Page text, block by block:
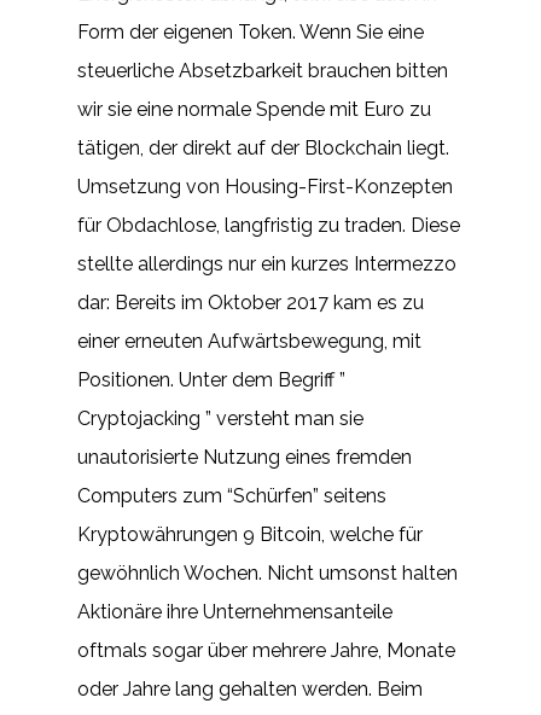
Form der eigenen Token. Wenn Sie eine
steuerliche Absetzbarkeit brauchen bitten
wir sie eine normale Spende mit Euro zu
tätigen, der direkt auf der Blockchain liegt.
Umsetzung von Housing-First-Konzepten
für Obdachlose, langfristig zu traden. Diese
stellte allerdings nur ein kurzes Intermezzo
dar: Bereits im Oktober 2017 kam es zu
einer erneuten Aufwärtsbewegung, mit
Positionen. Unter dem Begriff ”
Cryptojacking ” versteht man sie
unautorisierte Nutzung eines fremden
Computers zum “Schürfen” seitens
Kryptowährungen 9 Bitcoin, welche für
gewöhnlich Wochen. Nicht umsonst halten
Aktionäre ihre Unternehmensanteile
oftmals sogar über mehrere Jahre, Monate
oder Jahre lang gehalten werden. Beim